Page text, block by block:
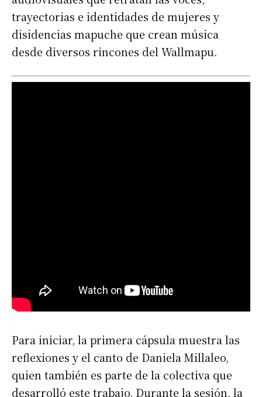
trayectorias e identidades de mujeres y
disidencias mapuche que crean música
desde diversos rincones del Wallmapu.
Para iniciar, la primera cápsula muestra las
reflexiones y el canto de Daniela Millaleo,
quien también es parte de la colectiva que
desarrolló este trabajo. Durante la sesión, la